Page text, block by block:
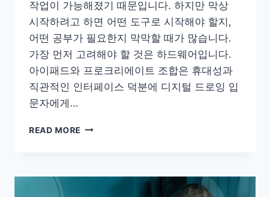
작업이 가능해졌기 때문입니다. 하지만 막상
시작하려고 하면 어떤 도구로 시작해야 할지,
어떤 공부가 필요한지 막막할 때가 많습니다.
가장 먼저 고려해야 할 것은 하드웨어입니다.
아이패드와 프로크리에이트 조합은 휴대성과
직관적인 인터페이스 덕분에 디지털 드로잉 입
문자에게…
READ MORE 디
러